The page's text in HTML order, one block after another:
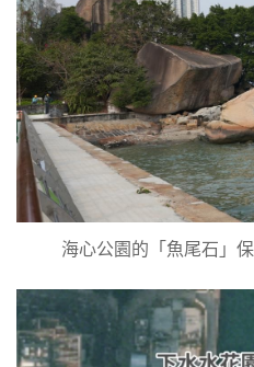
海心公園的「魚尾石」